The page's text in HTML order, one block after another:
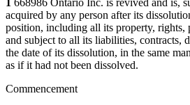
acquired by any person after its
position, including all its property, rights,
and subject to all its liabilities, contracts,
the date of its dissolution, in the same
as if it had not been dissolved.
Commencement